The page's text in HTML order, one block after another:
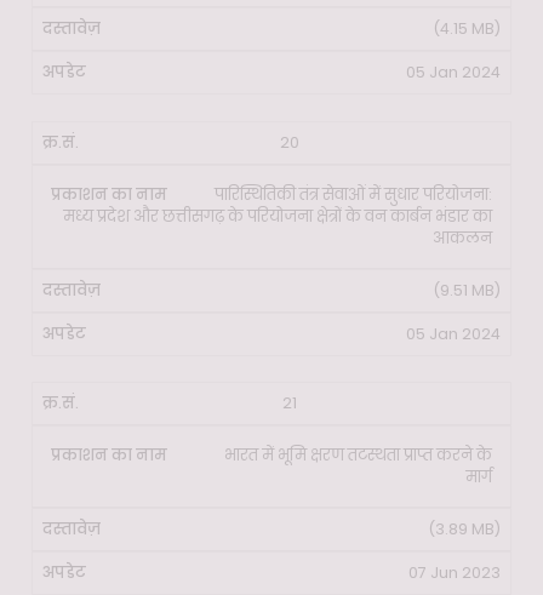
(4.15 MB)
05 Jan 2024
20
पारिस्थितिकी तंत्र सेवाओं में सुधार परियोजना:
मध्य प्रदेश और छत्तीसगढ़ के परियोजना क्षेत्रों के वन कार्बन भंडार का
आकलन
(9.51 MB)
05 Jan 2024
21
भारत में भूमि क्षरण तटस्थता प्राप्त करने के
मार्ग
(3.89 MB)
07 Jun 2023